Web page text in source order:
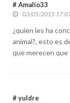
# Amalio33
03/05/2015
¿quien les ha
animal?, esto es
que merecen que
# yuldre